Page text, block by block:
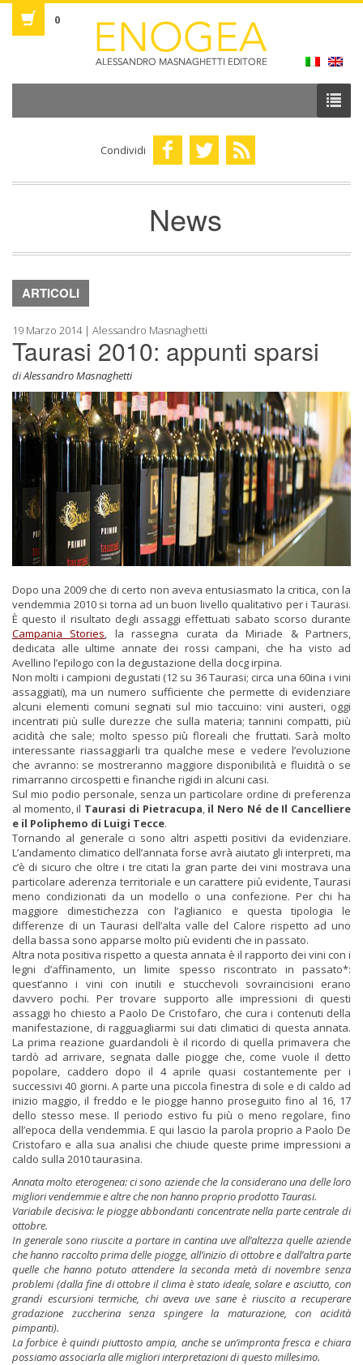
0
Condividi
News
ARTICOLI
19 Marzo 2014 | Alessandro Masnaghetti
Taurasi 2010: appunti sparsi
diAlessandro Masnaghetti
Dopo una 2009 che di certo non aveva entusiasmato la critica, con la
vendemmia 2010 si torna ad un buon livello qualitativo per i Taurasi.
È questo il risultato degli assaggi effettuati sabato scorso durante
Campania Stories, la rassegna curata da Miriade & Partners,
dedicata alle ultime annate dei rossi campani, che ha visto ad
Avellino l’epilogo con la degustazione della docg irpina.
Non molti i campioni degustati (12 su 36 Taurasi; circa una 60ina i vini
assaggiati), ma un numero sufficiente che permette di evidenziare
alcuni elementi comuni segnati sul mio taccuino: vini austeri, oggi
incentrati più sulle durezze che sulla materia; tannini compatti, più
acidità che sale; molto spesso più floreali che fruttati. Sarà molto
interessante riassaggiarli tra qualche mese e vedere l’evoluzione
che avranno: se mostreranno maggiore disponibilità e fluidità o se
rimarranno circospetti e finanche rigidi in alcuni casi.
Sul mio podio personale, senza un particolare ordine di preferenza
al momento, il Taurasi di Pietracupa,il Nero Né de Il Cancelliere
e il Poliphemo di Luigi Tecce.
Tornando al generale ci sono altri aspetti positivi da evidenziare.
L’andamento climatico dell’annata forse avrà aiutato gli interpreti, ma
c’è di sicuro che oltre i tre citati la gran parte dei vini mostrava una
particolare aderenza territoriale e un carattere più evidente, Taurasi
meno condizionati da un modello o una confezione. Per chi ha
maggiore dimestichezza con l’aglianico e questa tipologia le
differenze di un Taurasi dell’alta valle del Calore rispetto ad uno
della bassa sono apparse molto più evidenti che in passato.
Altra nota positiva rispetto a questa annata è il rapporto dei vini con i
legni d’affinamento, un limite spesso riscontrato in passato*:
quest’anno i vini con inutili e stucchevoli sovraincisioni erano
davvero pochi. Per trovare supporto alle impressioni di questi
assaggi ho chiesto a Paolo De Cristofaro, che cura i contenuti della
manifestazione, di ragguagliarmi sui dati climatici di questa annata.
La prima reazione guardandoli è il ricordo di quella primavera che
tardò ad arrivare, segnata dalle piogge che, come vuole il detto
popolare, caddero dopo il 4 aprile quasi costantemente per i
successivi 40 giorni. A parte una piccola finestra di sole e di caldo ad
inizio maggio, il freddo e le piogge hanno proseguito fino al 16, 17
dello stesso mese. Il periodo estivo fu più o meno regolare, fino
all’epoca della vendemmia. E qui lascio la parola proprio a Paolo De
Cristofaro e alla sua analisi che chiude queste prime impressioni a
caldo sulla 2010 taurasina.
Annata molto eterogenea: ci sono aziende che la considerano una delle loro
migliori vendemmie e altre che non hanno proprio prodotto Taurasi.
Variabile decisiva: le piogge abbondanti concentrate nella parte centrale di
ottobre.
In generale sono riuscite a portare in cantina uve all’altezza quelle aziende
che hanno raccolto prima delle piogge, all’inizio di ottobre e dall’altra parte
quelle che hanno potuto attendere la seconda metà di novembre senza
problemi (dalla fine di ottobre il clima è stato ideale, solare e asciutto, con
grandi escursioni termiche, chi aveva uve sane è riuscito a recuperare
gradazione zuccherina senza spingere la maturazione, con acidità
pimpanti).
La forbice è quindi piuttosto ampia, anche se un’impronta fresca e chiara
possiamo associarla alle migliori interpretazioni di questo millesimo.